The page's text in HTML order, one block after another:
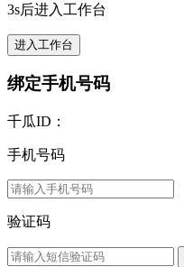
3s后进入工作台
进入工作台
绑定手机号码
千瓜ID：
手机号码
验证码